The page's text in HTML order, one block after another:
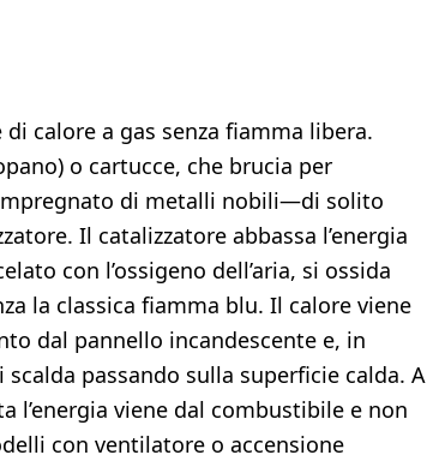
calore a gas senza fiamma libera.
o cartucce, che brucia per
impregnato di metalli nobili—di solito
Il catalizzatore abbassa l’energia
con l’ossigeno dell’aria, si ossida
la classica fiamma blu. Il calore viene
dal pannello incandescente e, in
scalda passando sulla superficie calda. A
l’energia viene dal combustibile e non
con ventilatore o accensione